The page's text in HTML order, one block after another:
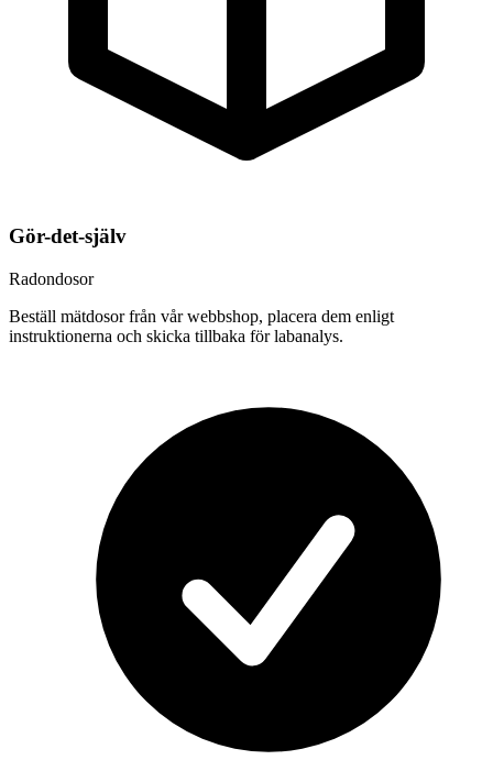
Gör-det-själv
Radondosor
Beställ mätdosor från vår webbshop, placera dem enligt
instruktionerna och skicka tillbaka för labanalys.